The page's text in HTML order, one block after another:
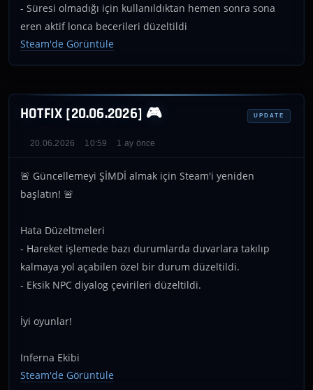
- Süresi olmadığı için kullanıldıktan hemen sonra sona
eren aktif lonca becerileri düzeltildi
Steam'de Görüntüle
HOTFIX [20.06.2026] 🎮 UPDATE
20.06.2026 10:59 1 ay önce
🚨 Güncellemeyi ŞİMDİ almak için Steam'i yeniden
başlatın! 🚨
Hata Düzeltmeleri
- Hareket işlemede bazı durumlarda duvarlara takılıp
kalmaya yol açabilen özel bir durum düzeltildi.
- Eksik NPC diyalog çevirileri düzeltildi.
İyi oyunlar!
Inferna Ekibi
Steam'de Görüntüle